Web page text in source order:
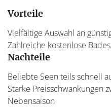
Vorteile
Vielfältige Auswahl an
Zahlreiche kostenlose
Nachteile
Beliebte Seen teils schnell
Starke Preisschwankungen
Nebensaison